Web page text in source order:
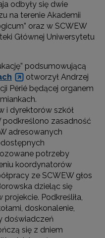
odbyły się dwie
na terenie Akademii
oraz w SCWEW
Głównej Uniwersytetu
podsumowującą
otworzył Andrzej
Périé będącej organem
i dyrektorów szkół
podkreślono zasadność
adresowanych
potrzeby
koordynatorów
ze SCWEW głos
dzieląc się
Podkreśliła,
doskonalenie,
doświadczeń
się z dniem